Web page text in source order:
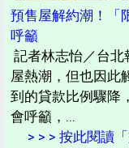
預售屋解約潮！「
呼籲
記者林志怡／台
屋熱潮，但也因此
到的貸款比例驟降
會呼籲，...
> > > 按此閱讀